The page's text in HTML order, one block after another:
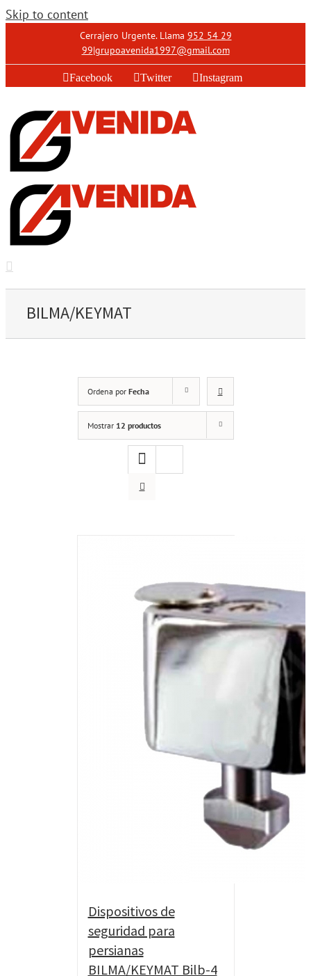
Skip to content
Cerrajero Urgente. Llama 952 54 29
99|grupoavenida1997@gmail.com
Facebook Twitter Instagram
BILMA/KEYMAT
Ordena por Fecha
Mostrar 12 productos
Dispositivos de
seguridad para
persianas
BILMA/KEYMAT Bilb-4